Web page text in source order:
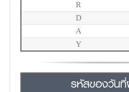
R
D
A
Y
รหัสของวัน